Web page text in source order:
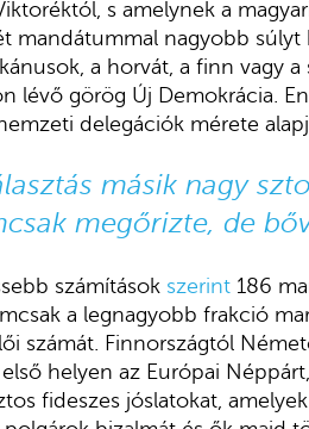
s amelynek a
mandátummal nagyobb
a horvát, a finn vagy
lévő görög Új Demokrácia.
delegációk mérete
másik nagy
megőrizte, de
számítások szerint 186
a legnagyobb frakció
számát. Finnországtól
helyen az Európai
fideszes jóslatokat,